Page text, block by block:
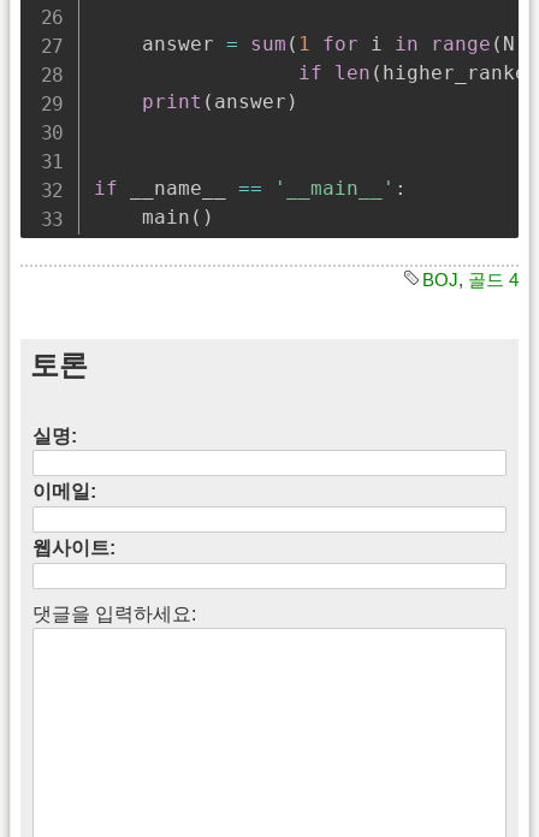
    answer
= sum ( 1 for i in range ( N
if
len (
print ( answer )
if __name__ == '__main__' :
    main
( )
BOJ, 골드 4
토론
실명:
이메일:
웹사이트:
댓글을 입력하세요: